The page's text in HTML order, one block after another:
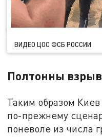
ВИДЕО ЦОС ФСБ РОССИИ
Полтонны
Таким образом
по-прежнему
поневоле из числа